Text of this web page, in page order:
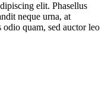
elit. Phasellus
neque urna, at
quam, sed auctor leo